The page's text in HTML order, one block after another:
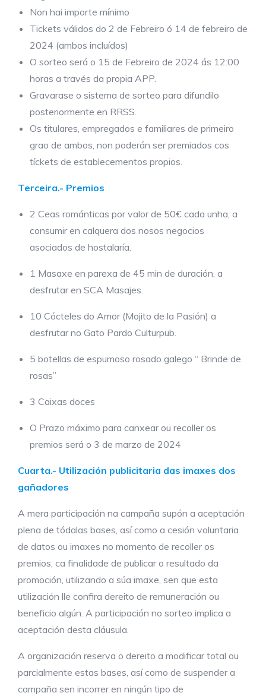
Non hai importe mínimo
Tickets válidos do 2 de Febreiro ó 14 de febreiro de
2024 (ambos incluídos)
O sorteo será o 15 de Febreiro de 2024 ás 12:00
horas a través da propia APP.
Gravarase o sistema de sorteo para difundilo
posteriormente en RRSS.
Os titulares, empregados e familiares de primeiro
grao de ambos, non poderán ser premiados cos
tíckets de establecementos propios.
Terceira.- Premios
2 Ceas románticas por valor de 50€ cada unha, a
consumir en calquera dos nosos negocios
asociados de hostalaría.
1 Masaxe en parexa de 45 min de duración, a
desfrutar en SCA Masajes.
10 Cócteles do Amor (Mojito de la Pasión) a
desfrutar no Gato Pardo Culturpub.
5 botellas de espumoso rosado galego “ Brinde de
rosas”
3 Caixas doces
O Prazo máximo para canxear ou recoller os
premios será o 3 de marzo de 2024
Cuarta.- Utilización publicitaria das imaxes dos
gañadores
A mera participación na campaña supón a aceptación
plena de tódalas bases, así como a cesión voluntaria
de datos ou imaxes no momento de recoller os
premios, ca finalidade de publicar o resultado da
promoción, utilizando a súa imaxe, sen que esta
utilización lle confira dereito de remuneración ou
beneficio algún. A participación no sorteo implica a
aceptación desta cláusula.
A organización reserva o dereito a modificar total ou
parcialmente estas bases, así como de suspender a
campaña sen incorrer en ningún tipo de